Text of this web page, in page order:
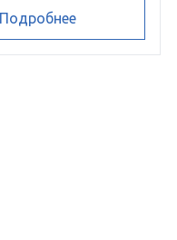
Подробнее